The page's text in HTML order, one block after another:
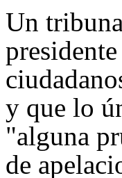
Un
y que lo
"alguna
de